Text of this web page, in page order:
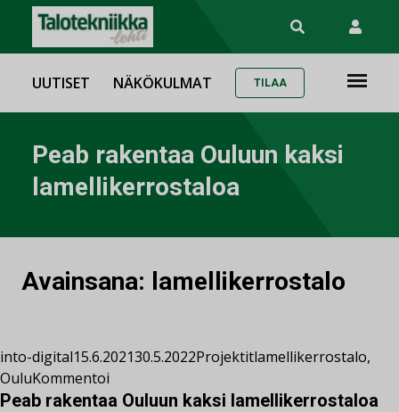
UUTISET NÄKÖKULMAT TILAA
Peab rakentaa Ouluun kaksi
lamellikerrostaloa
Avainsana: lamellikerrostalo
into-digital15.6.202130.5.2022Projektitlamellikerrostalo,
OuluKommentoi
Peab rakentaa Ouluun kaksi lamellikerrostaloa